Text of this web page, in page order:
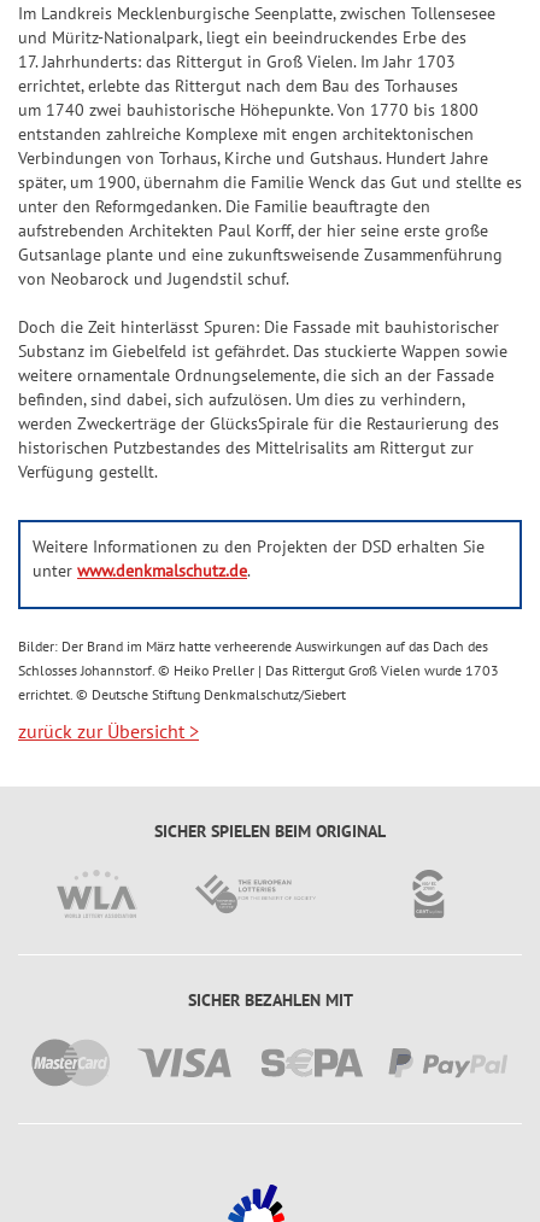
ü
c
k
s
-
T
i
p
Im Landkreis Mecklenburgische Seenplatte, zwischen Tollensesee
und Müritz-Nationalpark, liegt ein beeindruckendes Erbe des
17. Jahrhunderts: das Rittergut in Groß Vielen. Im Jahr 1703
errichtet, erlebte das Rittergut nach dem Bau des Torhauses
um 1740 zwei bauhistorische Höhepunkte. Von 1770 bis 1800
entstanden zahlreiche Komplexe mit engen architektonischen
Verbindungen von Torhaus, Kirche und Gutshaus. Hundert Jahre
später, um 1900, übernahm die Familie Wenck das Gut und stellte es
unter den Reformgedanken. Die Familie beauftragte den
aufstrebenden Architekten Paul Korff, der hier seine erste große
Gutsanlage plante und eine zukunftsweisende Zusammenführung
von Neobarock und Jugendstil schuf.
Doch die Zeit hinterlässt Spuren: Die Fassade mit bauhistorischer
Substanz im Giebelfeld ist gefährdet. Das stuckierte Wappen sowie
weitere ornamentale Ordnungselemente, die sich an der Fassade
befinden, sind dabei, sich aufzulösen. Um dies zu verhindern,
werden Zweckerträge der GlücksSpirale für die Restaurierung des
historischen Putzbestandes des Mittelrisalits am Rittergut zur
Verfügung gestellt.
Weitere Informationen zu den Projekten der DSD erhalten Sie
unter www.denkmalschutz.de.
Bilder: Der Brand im März hatte verheerende Auswirkungen auf das Dach des
Schlosses Johannstorf. © Heiko Preller | Das Rittergut Groß Vielen wurde 1703
errichtet. © Deutsche Stiftung Denkmalschutz/Siebert
zurück zur Übersicht >
SICHER SPIELEN BEIM ORIGINAL
SICHER BEZAHLEN MIT